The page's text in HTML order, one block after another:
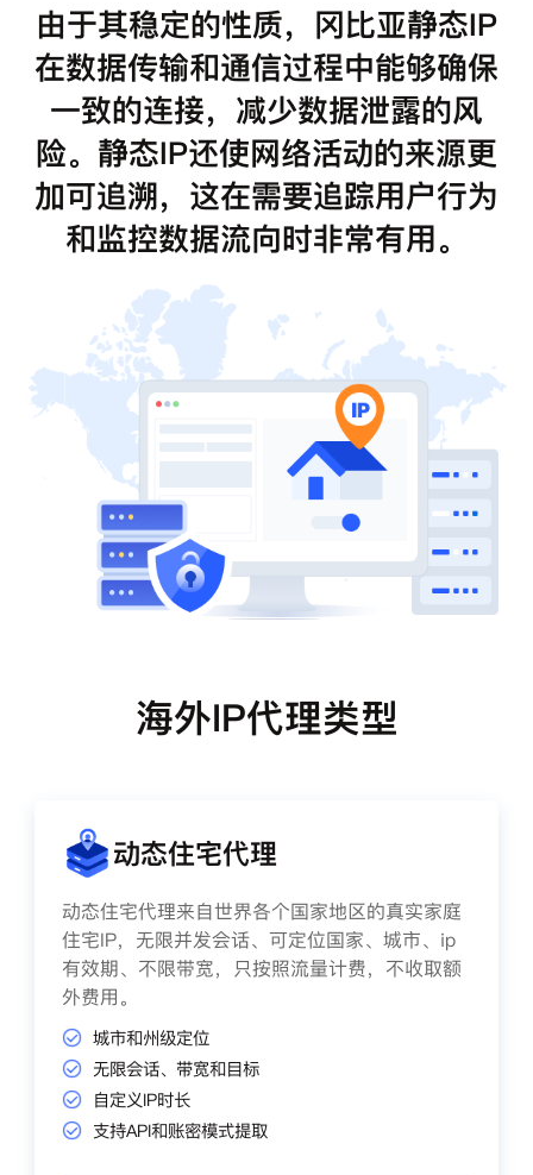
由于其稳定的性质，冈比亚静态IP
在数据传输和通信过程中能够确保
一致的连接，减少数据泄露的风
险。静态IP还使网络活动的来源更
加可追溯，这在需要追踪用户行为
和监控数据流向时非常有用。
海外IP代理类型
动态住宅代理
动态住宅代理来自世界各个国家地区的真实家庭
住宅IP，无限并发会话、可定位国家、城市、ip
有效期、不限带宽，只按照流量计费，不收取额
外费用。
城市和州级定位
无限会话、带宽和目标
自定义IP时长
支持API和账密模式提取